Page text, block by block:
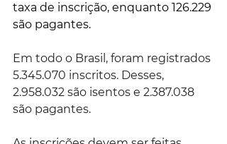
taxa de inscrição, enquanto 126.229
são pagantes.
Em todo o Brasil, foram registrados
5.345.070 inscritos. Desses,
2.958.032 são isentos e 2.387.038
são pagantes.